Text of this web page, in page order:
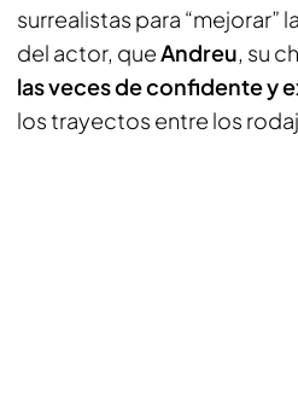
surrealistas para “mejorar”
del actor, queAndreu, su
las veces de confidente y
los trayectos entre los